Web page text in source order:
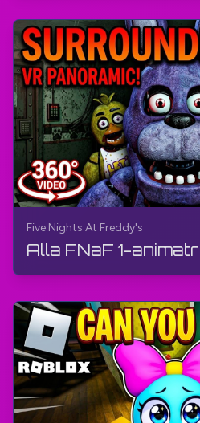
Five Nights At Freddy's